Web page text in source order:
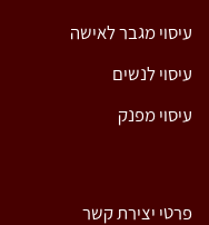
עיסוי מגבר לאישה
עיסוי לנשים
עיסוי מפנק
פרטי יצירת קשר